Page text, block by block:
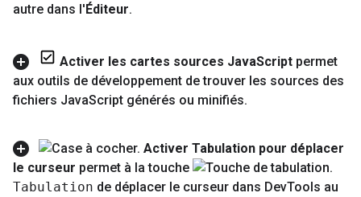
autre dans l'Éditeur.
Activer les cartes sources JavaScript permet
aux outils de développement de trouver les sources des
fichiers JavaScript générés ou minifiés.
Activer Tabulation pour déplacer
le curseur permet à la touche
Tabulation de déplacer le curseur dans DevTools au